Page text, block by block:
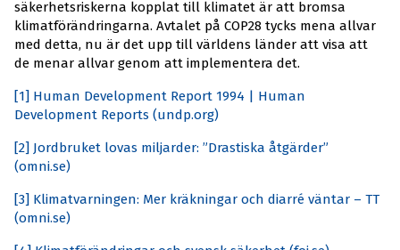
säkerhetsriskerna kopplat till klimatet är att bromsa
klimatförändringarna. Avtalet på COP28 tycks mena allvar
med detta, nu är det upp till världens länder att visa att
de menar allvar genom att implementera det.
[1] Human Development Report 1994 | Human
Development Reports (undp.org)
[2] Jordbruket lovas miljarder: ”Drastiska åtgärder”
(omni.se)
[3] Klimatvarningen: Mer kräkningar och diarré väntar – TT
(omni.se)